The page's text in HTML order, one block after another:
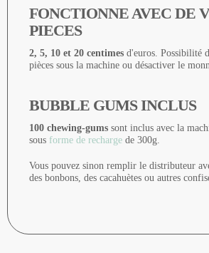
FONCTIONNE AVEC DE
PIECES
2, 5, 10 et 20 centimes d'euros. Possibilité
pièces sous la machine ou désactiver le
BUBBLE GUMS INCLUS
100 chewing-gums sont inclus avec la
sous forme de recharge de 300g.
Vous pouvez sinon remplir le distributeur
des bonbons, des cacahuètes ou autres